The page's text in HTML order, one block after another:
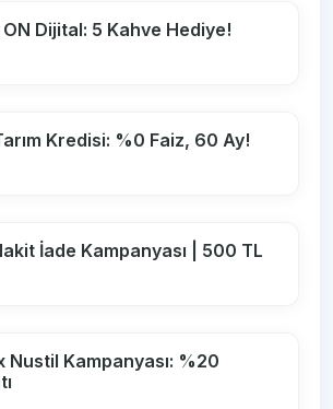
Dijital: 5 Kahve Hediye!
Kredisi: %0 Faiz, 60 Ay!
İade Kampanyası | 500 TL
Nustil Kampanyası: %20